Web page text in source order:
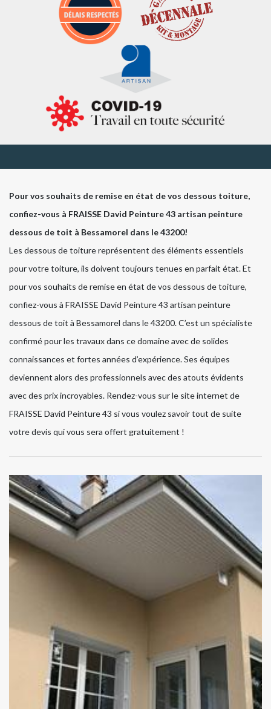
Pour vos souhaits de remise en état de vos dessous toiture,
confiez-vous à FRAISSE David Peinture 43 artisan peinture
dessous de toit à Bessamorel dans le 43200!
Les dessous de toiture représentent des éléments essentiels
pour votre toiture, ils doivent toujours tenues en parfait état. Et
pour vos souhaits de remise en état de vos dessous de toiture,
confiez-vous à FRAISSE David Peinture 43 artisan peinture
dessous de toit à Bessamorel dans le 43200. C’est un spécialiste
confirmé pour les travaux dans ce domaine avec de solides
connaissances et fortes années d’expérience. Ses équipes
deviennent alors des professionnels avec des atouts évidents
avec des prix incroyables. Rendez-vous sur le site internet de
FRAISSE David Peinture 43 si vous voulez savoir tout de suite
votre devis qui vous sera offert gratuitement !